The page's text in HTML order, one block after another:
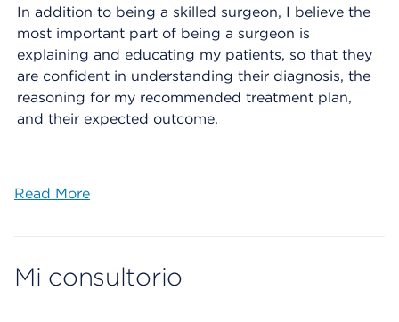
In addition to being a skilled surgeon, I believe the
most important part of being a surgeon is
explaining and educating my patients, so that they
are confident in understanding their diagnosis, the
reasoning for my recommended treatment plan,
and their expected outcome.
Read More
Mi consultorio